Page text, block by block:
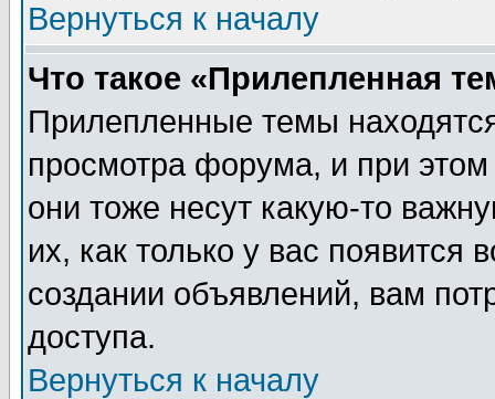
Вернуться к началу
Что такое «Прилепленная
Прилепленные темы
просмотра форума, и при
они тоже несут какую-то
их, как только у вас появится
создании объявлений, вам
доступа.
Вернуться к началу